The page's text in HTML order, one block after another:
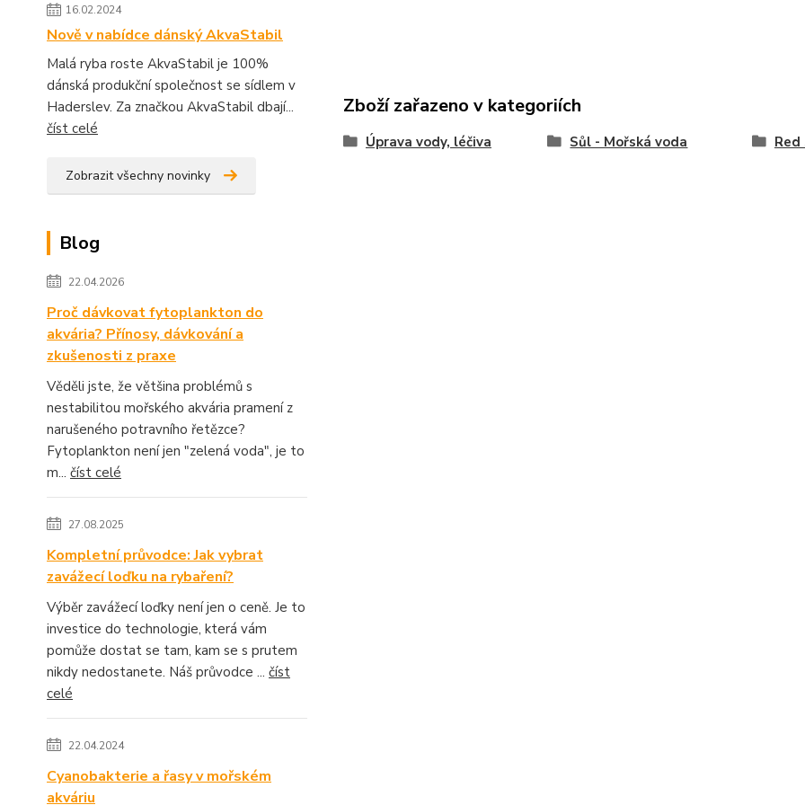
16.02.2024
Nově v nabídce dánský AkvaStabil
Malá ryba roste AkvaStabil je 100%
dánská produkční společnost se sídlem v
Haderslev. Za značkou AkvaStabil dbají...
číst celé
Zobrazit všechny novinky
Blog
22.04.2026
Proč dávkovat fytoplankton do
akvária? Přínosy, dávkování a
zkušenosti z praxe
Věděli jste, že většina problémů s
nestabilitou mořského akvária pramení z
narušeného potravního řetězce?
Fytoplankton není jen "zelená voda", je to
m... číst celé
27.08.2025
Kompletní průvodce: Jak vybrat
zavážecí loďku na rybaření?
Výběr zavážecí loďky není jen o ceně. Je to
investice do technologie, která vám
pomůže dostat se tam, kam se s prutem
nikdy nedostanete. Náš průvodce ... číst
celé
22.04.2024
Cyanobakterie a řasy v mořském
akváriu
Zboží zařazeno v kategoriích
Úprava vody, léčiva Sůl - Mořská voda Red